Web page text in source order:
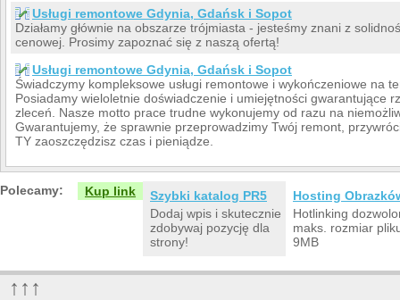
Usługi remontowe Gdynia, Gdańsk i Sopot
Działamy głównie na obszarze trójmiasta - jesteśmy znani z
cenowej. Prosimy zapoznać się z naszą ofertą!
Usługi remontowe Gdynia, Gdańsk i Sopot
Świadczymy kompleksowe usługi remontowe i wykończeniowe na
Posiadamy wieloletnie doświadczenie i umiejętności gwarantujące
zleceń. Nasze motto prace trudne wykonujemy od razu na
Gwarantujemy, że sprawnie przeprowadzimy Twój remont,
TY zaoszczędzisz czas i pieniądze.
Polecamy: Kup link
Szybki katalog PR5
Dodaj wpis i skutecznie
zdobywaj pozycję dla
strony!
Hosting
Hotlinking
maks. rozmiar
9MB
↑↑↑